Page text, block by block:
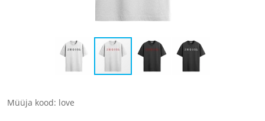
Müüja kood: love